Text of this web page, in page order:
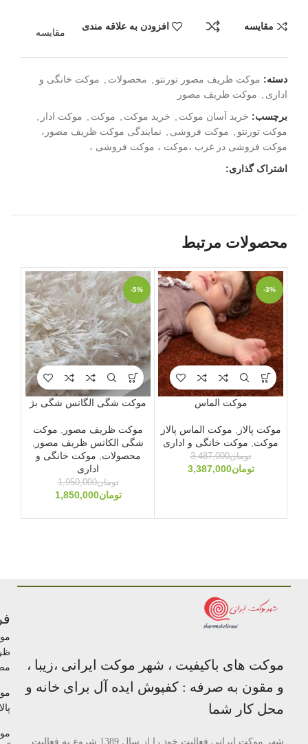
مقایسه افزودن به علاقه مندی
مقایسه
دسته: موکت ظریف مصور تورنتو محصولات
موکت خانگی و
اداری
موکت ظریف مصور
برچسب: خرید آسان موکت خرید موکت موکت موکت ادار
موکت تورنتو
موکت فروشی
نمایندگی موکت ظریف مصور،
موکت فروشی در غرب ،موکت ، موکت فروشی ،
اشتراک گذاری:
محصولات مرتبط
-3%
موکت الماس
موکت پالاز
موکت الماس پالاز
موکت
موکت خانگی و اداری
تومان3,487,000
تومان3,387,000
-5%
موکت شگی الگانس شگی بژ
موکت ظریف مصور
موکت
شگی الکانس ظریف مصور
محصولات
موکت خانگی و
اداری
تومان1,950,000
تومان1,850,000
موکت های باکیفیت ، شهر موکت ایرانی ،زیبا ،
و مقون به صرفه : کفپوش ایده آل برای خانه و
محل کار شما
شهر موکت ایرانی فعالیت خود را از سال 1389 شروع به فعالیت